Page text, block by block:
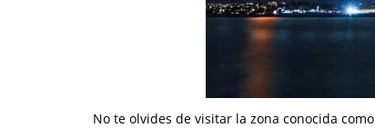
No te olvides de visitar la zona conocida como